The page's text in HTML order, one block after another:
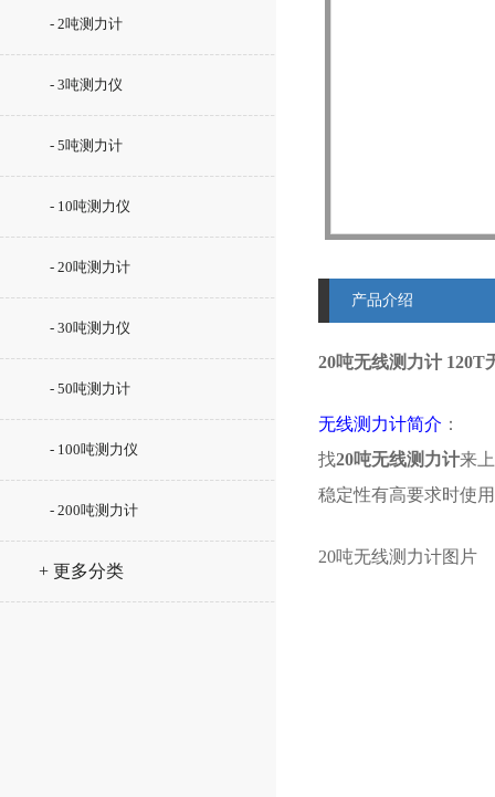
- 2吨测力计
- 3吨测力仪
- 5吨测力计
- 10吨测力仪
- 20吨测力计
- 30吨测力仪
- 50吨测力计
- 100吨测力仪
- 200吨测力计
+ 更多分类
产品介绍
20吨无线测力计 120T
无线测力计简介 ：
找20吨无线测力计来
稳定性有高要求时使
20吨无线测力计图片